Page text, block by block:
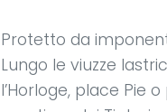
Protetto da
Lungo le viuzze
l’Horloge, place Pie